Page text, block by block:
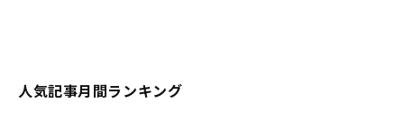
人気記事月間ランキング